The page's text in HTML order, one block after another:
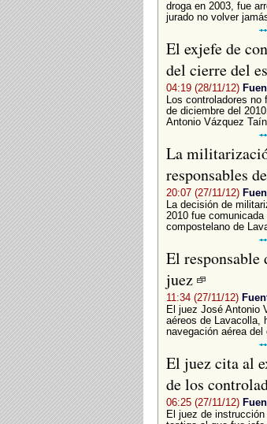
droga en 2003, fue
jurado no volver
El exjefe de
del cierre del
04:19 (28/11/12)
Los controladores
de diciembre del
Antonio Vázquez
La
responsables
20:07 (27/11/12)
La decisión de
2010 fue
compostelano de
El responsable
juez
11:34 (27/11/12)
El juez José Antonio
aéreos de Lavacolla,
navegación aérea del
El juez cita al
de los
06:25 (27/11/12)
El juez de